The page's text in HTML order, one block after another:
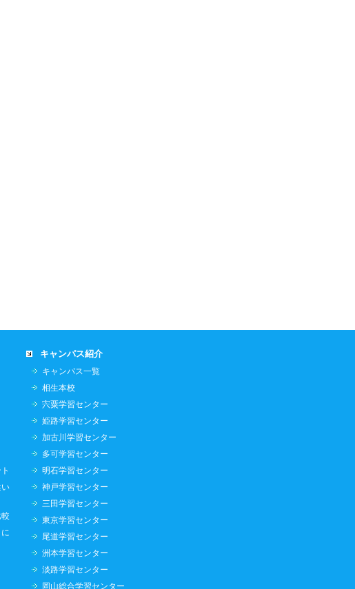
キャンパス紹介
キャンパス一覧
相生本校
宍粟学習センター
姫路学習センター
加古川学習センター
多可学習センター
明石学習センター
神戸学習センター
三田学習センター
東京学習センター
尾道学習センター
洲本学習センター
淡路学習センター
岡山総合学習センター